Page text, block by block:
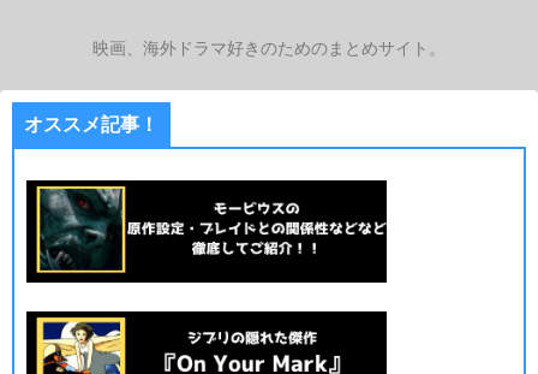
映画、海外ドラマ好きのためのまとめサイト。
オススメ記事！